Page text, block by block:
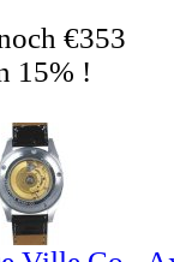
€353
15% !